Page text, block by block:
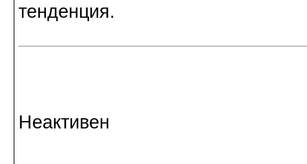
тенденция.
Неактивен